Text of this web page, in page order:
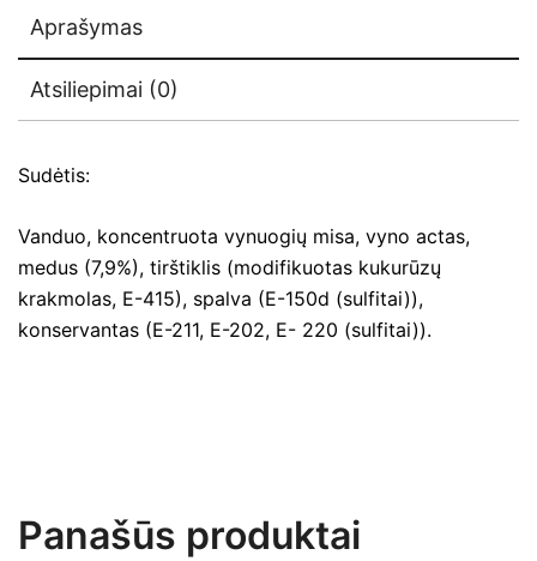
Aprašymas
Atsiliepimai (0)
Sudėtis:
Vanduo, koncentruota vynuogių misa, vyno actas,
medus (7,9%), tirštiklis (modifikuotas kukurūzų
krakmolas, E-415), spalva (E-150d (sulfitai)),
konservantas (E-211, E-202, E- 220 (sulfitai)).
Panašūs produktai